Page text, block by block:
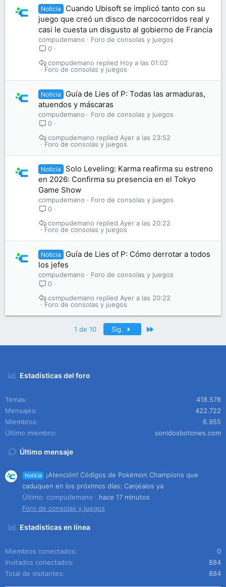
Noticia
Cuando Ubisoft se implicó tanto con su
juego que creó un disco de narcocorridos real y
casi le cuesta un disgusto al gobierno de Francia
compudemano
Foro de consolas y juegos
0
Foro de consolas y juegos
Hoy a las 01:02
compudemano
Noticia
Guía de Lies of P: Todas las armaduras,
atuendos y máscaras
compudemano
Foro de consolas y juegos
0
Foro de consolas y juegos
Ayer a las 23:52
compudemano
Noticia
Solo Leveling: Karma reafirma su estreno
en 2026: Confirma su presencia en el Tokyo
Game Show
compudemano
Foro de consolas y juegos
0
Foro de consolas y juegos
Ayer a las 20:22
compudemano
Noticia
Guía de Lies of P: Cómo derrotar a todos
los jefes
compudemano
Foro de consolas y juegos
0
Foro de consolas y juegos
Ayer a las 20:22
compudemano
1 de 10 Sig.
Estadísticas del foro
Temas
418.578
Mensajes
422.722
Miembros
6.955
Último miembro
sonidosbotones.com
Último mensaje
Noticia
¡Atención! Códigos de Pokémon Champions que
caduquen en los próximos días: Canjéalos ya
Último: compudemano
hace 17 minutos
Foro de consolas y juegos
Estadísticas en línea
Miembros conectados
0
Invitados conectados
884
Total de visitantes
884